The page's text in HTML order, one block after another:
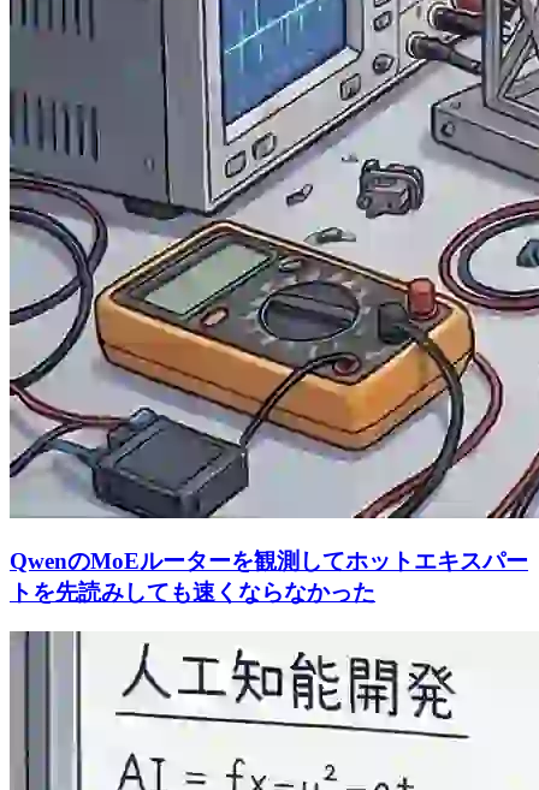
QwenのMoEルーターを観測してホットエキスパー
トを先読みしても速くならなかった